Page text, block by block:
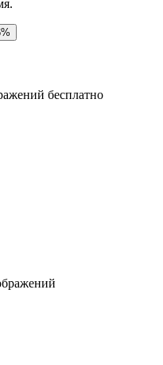
бесплатно